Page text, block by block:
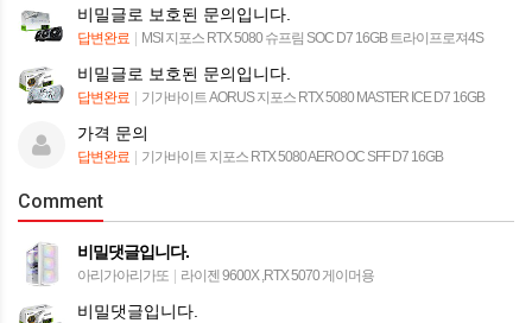
비밀글로 보호된 문의입니다.
답변완료 MSI 지포스 RTX 5080 슈프림 SOC D7 16GB 트라이프로져4S
비밀글로 보호된 문의입니다.
답변완료 기가바이트 AORUS 지포스 RTX 5080 MASTER ICE D7 16GB
가격 문의
답변완료 기가바이트 지포스 RTX 5080 AERO OC SFF D7 16GB
Comment
비밀댓글입니다.
아리가아리가또 라이젠 9600X ,RTX 5070 게이머용
비밀댓글입니다.